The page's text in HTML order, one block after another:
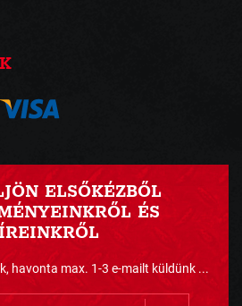
ELSŐKÉZBŐL
ÉS
havonta max. 1-3 e-mailt küldünk ...